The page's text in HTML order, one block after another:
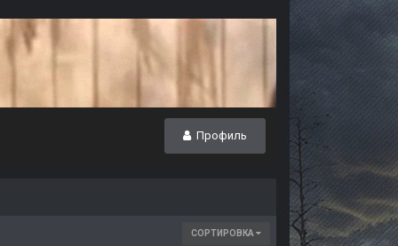
Профиль
СОРТИРОВКА